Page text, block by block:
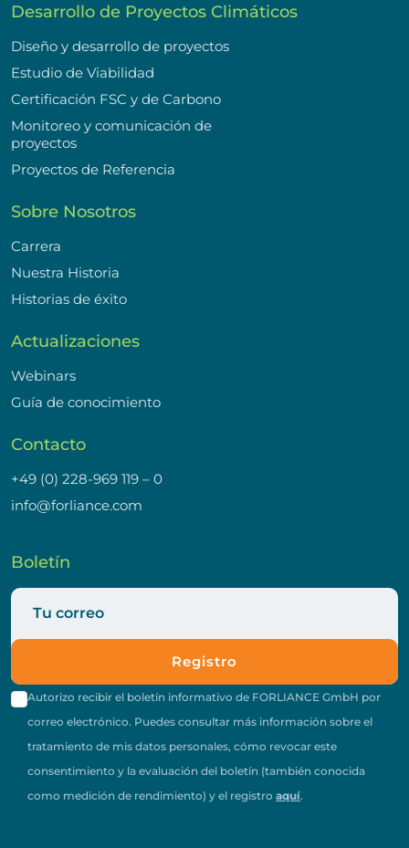
Desarrollo de Proyectos Climáticos
Diseño y desarrollo de proyectos
Estudio de Viabilidad
Certificación FSC y de Carbono
Monitoreo y comunicación de
proyectos
Proyectos de Referencia
Sobre Nosotros
Carrera
Nuestra Historia
Historias de éxito
Actualizaciones
Webinars
Guía de conocimiento
Contacto
+49 (0) 228-969 119 – 0
info@forliance.com
Boletín
Registro
Autorizo recibir el boletín informativo de FORLIANCE GmbH por
correo electrónico. Puedes consultar más información sobre el
tratamiento de mis datos personales, cómo revocar este
consentimiento y la evaluación del boletín (también conocida
como medición de rendimiento) y el registro aquí.